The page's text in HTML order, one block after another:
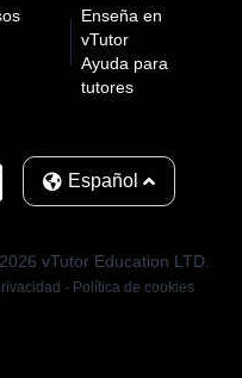
Enseña en
vTutor
Ayuda para
tutores
Español
2026 vTutor Education LTD.
- Política de cookies